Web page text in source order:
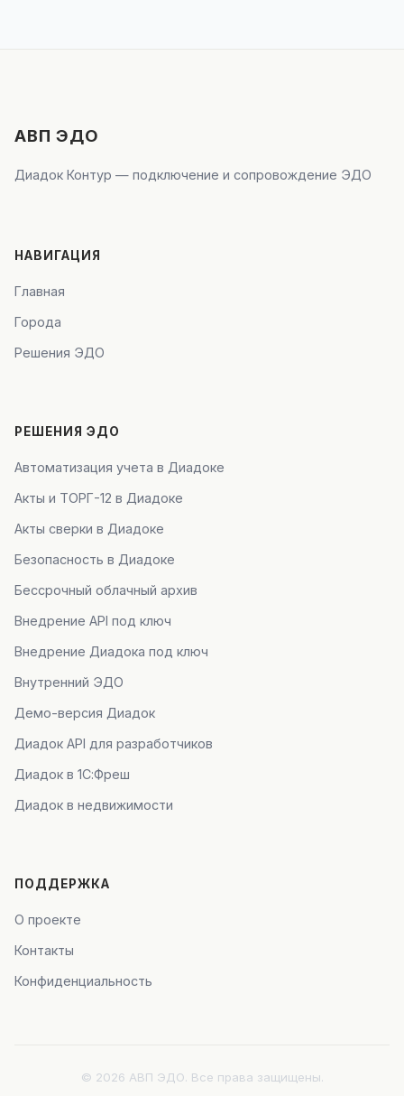
АВП ЭДО
Диадок Контур — подключение и сопровождение ЭДО
НАВИГАЦИЯ
Главная
Города
Решения ЭДО
РЕШЕНИЯ ЭДО
Автоматизация учета в Диадоке
Акты и ТОРГ-12 в Диадоке
Акты сверки в Диадоке
Безопасность в Диадоке
Бессрочный облачный архив
Внедрение API под ключ
Внедрение Диадока под ключ
Внутренний ЭДО
Демо-версия Диадок
Диадок API для разработчиков
Диадок в 1С:Фреш
Диадок в недвижимости
ПОДДЕРЖКА
О проекте
Контакты
Конфиденциальность
© 2026 АВП ЭДО. Все права защищены.